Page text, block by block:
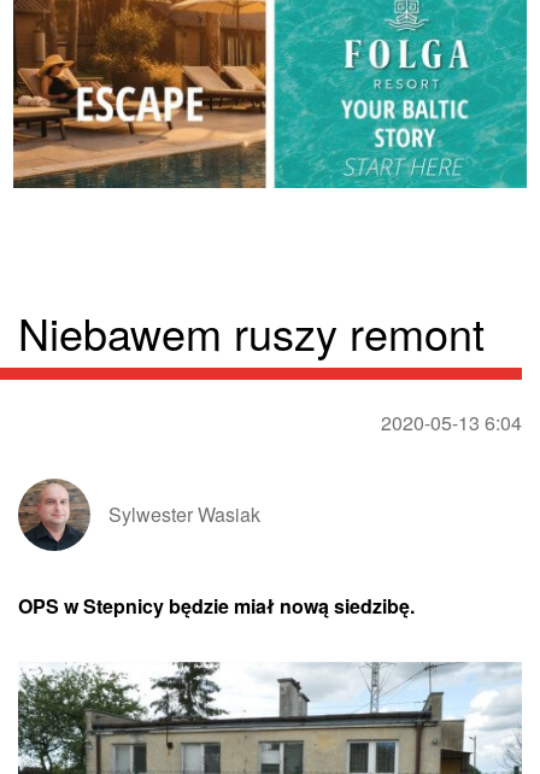
Niebawem ruszy remont
2020-05-13 6:04
Sylwester Wasiak
OPS w Stepnicy będzie miał nową siedzibę.